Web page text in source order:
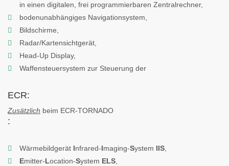
in einen digitalen, frei programmierbaren Zentralrechner,
bodenunabhängiges Navigationsystem,
Bildschirme,
Radar/Kartensichtgerät,
Head-Up Display,
Waffensteuersystem zur Steuerung der
ECR:
Zusätzlich beim ECR-TORNADO
:
Wärmebildgerät Infrared-Imaging-System IIS,
Emitter-Location-System ELS,